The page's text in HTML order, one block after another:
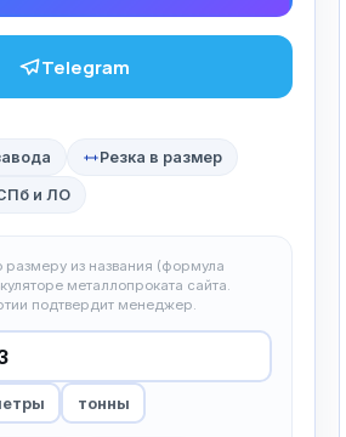
Telegram
Резка в размер
и ЛО
размеру из названия (формула
металлопроката сайта.
подтвердит менеджер.
тонны